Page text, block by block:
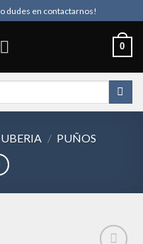
dudes en contactarnos!
0
/ PUÑOS